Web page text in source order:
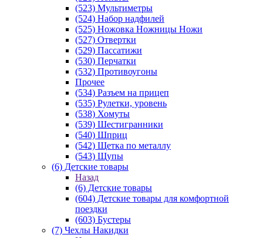
(523) Мультиметры
(524) Набор надфилей
(525) Ножовка Ножницы Ножи
(527) Отвертки
(529) Пассатижи
(530) Перчатки
(532) Противоугоны
Прочее
(534) Разъем на прицеп
(535) Рулетки, уровень
(538) Хомуты
(539) Шестигранники
(540) Шприц
(542) Щетка по металлу
(543) Щупы
(6) Детские товары
Назад
(6) Детские товары
(604) Детские товары для комфортной
поездки
(603) Бустеры
(7) Чехлы Накидки